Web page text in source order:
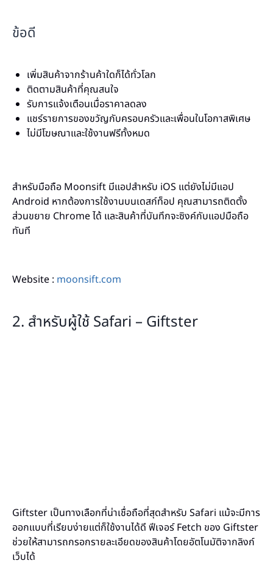
ข้อดี
เพิ่มสินค้าจากร้านค้าใดก็ได้ทั่วโลก
ติดตามสินค้าที่คุณสนใจ
รับการแจ้งเตือนเมื่อราคาลดลง
แชร์รายการของขวัญกับครอบครัวและเพื่อนในโอกาสพิเศษ
ไม่มีโฆษณาและใช้งานฟรีทั้งหมด
สำหรับมือถือ Moonsift มีแอปสำหรับ iOS แต่ยังไม่มีแอป
Android หากต้องการใช้งานบนเดสก์ท็อป คุณสามารถติดตั้ง
ส่วนขยาย Chrome ได้ และสินค้าที่บันทึกจะซิงค์กับแอปมือถือ
ทันที
Website : moonsift.com
2. สำหรับผู้ใช้ Safari – Giftster
Giftster เป็นทางเลือกที่น่าเชื่อถือที่สุดสำหรับ Safari แม้จะมีการ
ออกแบบที่เรียบง่ายแต่ก็ใช้งานได้ดี ฟีเจอร์ Fetch ของ Giftster
ช่วยให้สามารถกรอกรายละเอียดของสินค้าโดยอัตโนมัติจากลิงก์
เว็บได้